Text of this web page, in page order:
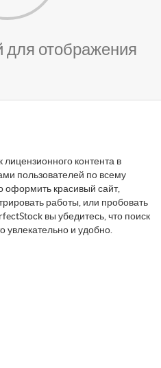
отображения
контента в
пользователей по всему
оформить красивый сайт,
работы, или пробовать
вы убедитесь, что поиск
и удобно.